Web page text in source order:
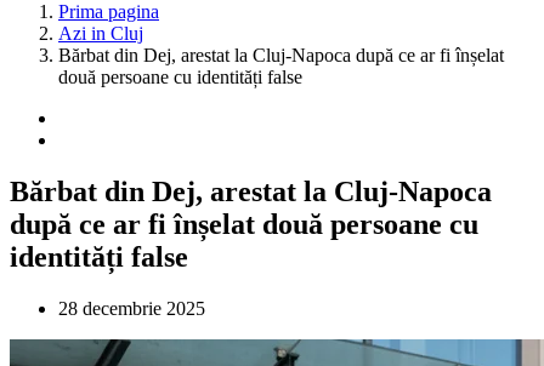
Prima pagina
Azi in Cluj
Bărbat din Dej, arestat la Cluj-Napoca după ce ar fi înșelat
două persoane cu identități false
Bărbat din Dej, arestat la Cluj-Napoca
după ce ar fi înșelat două persoane cu
identități false
28 decembrie 2025